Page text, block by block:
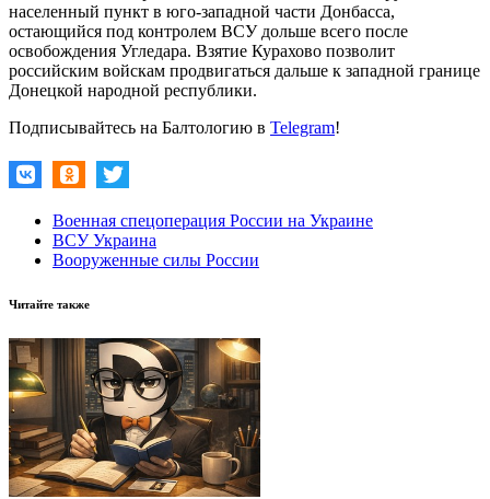
населенный пункт в юго-западной части Донбасса,
остающийся под контролем ВСУ дольше всего после
освобождения Угледара. Взятие Курахово позволит
российским войскам продвигаться дальше к западной границе
Донецкой народной республики.
Подписывайтесь на Балтологию в Telegram!
Военная спецоперация России на Украине
ВСУ Украина
Вооруженные силы России
Читайте также